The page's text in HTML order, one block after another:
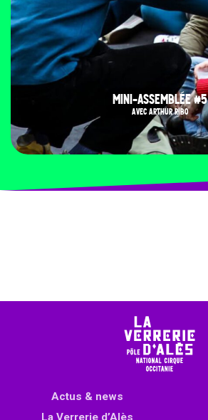
MINI-ASSEMBLÉE #5
AVEC ARTHUR RIBO
Actus & news